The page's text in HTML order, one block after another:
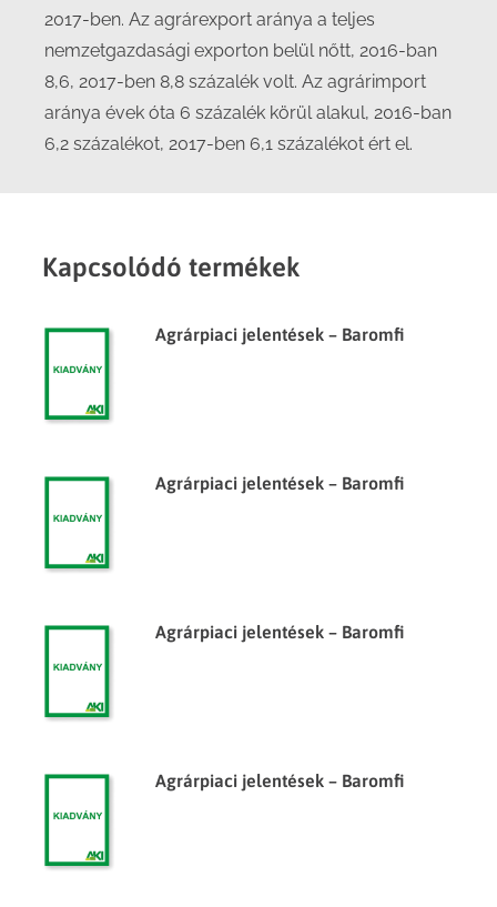
2017-ben. Az agrárexport aránya a teljes
nemzetgazdasági exporton belül nőtt, 2016-ban
8,6, 2017-ben 8,8 százalék volt. Az agrárimport
aránya évek óta 6 százalék körül alakul, 2016-ban
6,2 százalékot, 2017-ben 6,1 százalékot ért el.
Kapcsolódó termékek
Agrárpiaci jelentések – Baromfi
Agrárpiaci jelentések – Baromfi
Agrárpiaci jelentések – Baromfi
Agrárpiaci jelentések – Baromfi